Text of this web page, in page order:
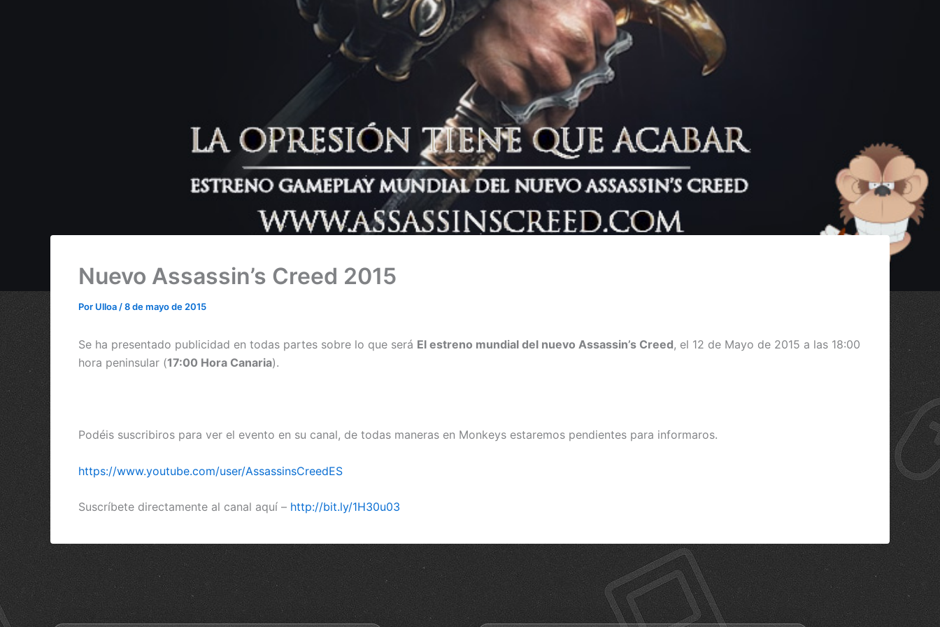
Nuevo Assassin’s Creed 2015
Por Ulloa /8 de mayo de 2015
Se ha presentado publicidad en todas partes sobre lo que será El estreno mundial del nuevo Assassin’s Creed, el 12 de Mayo de 2015 a las 18:00
hora peninsular (17:00 Hora Canaria).
Podéis suscribiros para ver el evento en su canal, de todas maneras en Monkeys estaremos pendientes para informaros.
https://www.youtube.com/user/AssassinsCreedES
Suscríbete directamente al canal aquí – http://bit.ly/1H30u03